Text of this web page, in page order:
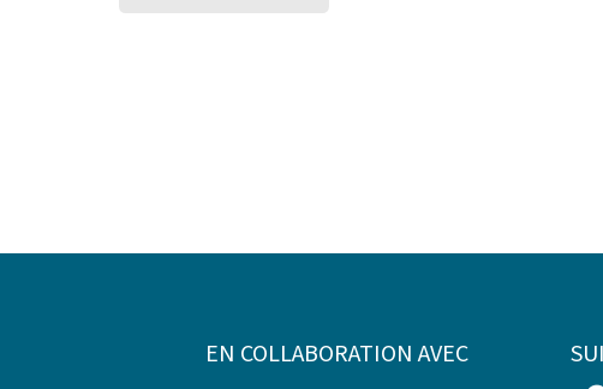
EN COLLABORATION AVEC